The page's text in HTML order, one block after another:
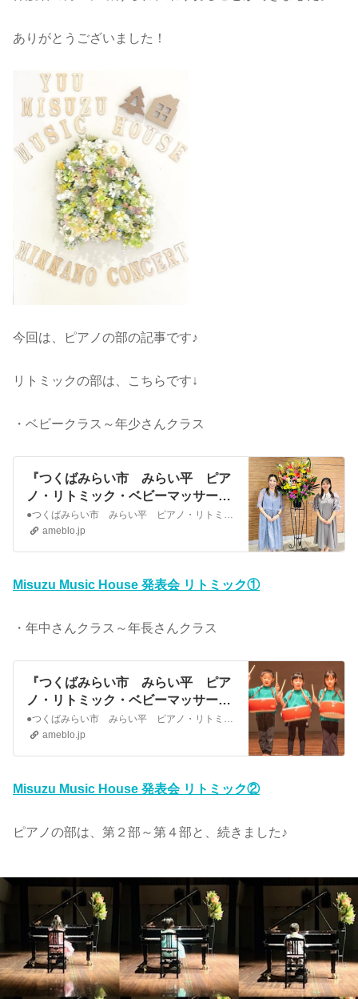
ありがとうございました！
今回は、ピアノの部の記事です♪
リトミックの部は、こちらです↓
・ベビークラス～年少さんクラス
『つくばみらい市 みらい平 ピア
ノ・リトミック・ベビーマッサージ
教室 ２０２３年度 発表会① 』●つくばみらい市 みらい平 ピアノ・リトミック・ベビーマッサージ教室 ２０２３年度 発表会① こんにちは♪細谷美寿々です。 ２０２４年３月３日（日）第７回 …
ameblo.jp
Misuzu Music House 発表会 リトミック①
・年中さんクラス～年長さんクラス
『つくばみらい市 みらい平 ピア
ノ・リトミック・ベビーマッサージ
教室 ２０２３年度 発表会② 』●つくばみらい市 みらい平 ピアノ・リトミック・ベビーマッサージ教室 ２０２３年度 発表会② こんにちは♪細谷美寿々です。 ２０２４年３月３日（日）第７回 み…
ameblo.jp
Misuzu Music House 発表会 リトミック②
ピアノの部は、第２部～第４部と、続きました♪